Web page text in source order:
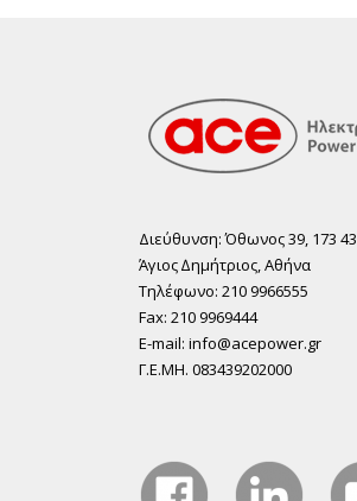
Διεύθυνση: Όθωνος 39, 173 43
Άγιος ∆ηµήτριος, Αθήνα
Τηλέφωνο: 210 9966555
Fax: 210 9969444
E-mail: info@acepower.gr
Γ.Ε.ΜΗ. 083439202000